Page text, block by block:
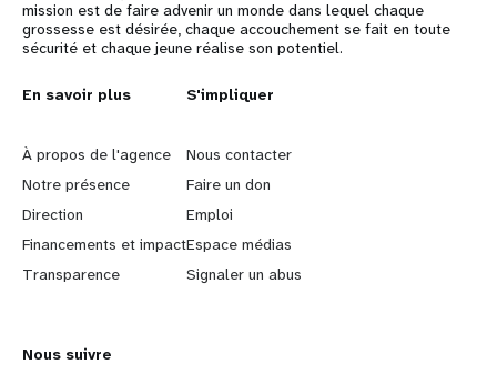
mission est de faire advenir un monde dans lequel chaque
grossesse est désirée, chaque accouchement se fait en toute
sécurité et chaque jeune réalise son potentiel.
L
e
a
r
n
o
En savoir plus
À propos de l'agence
Notre présence
Direction
Financements et impact
Transparence
G
o
b
e
y
S'impliquer
Nous contacter
Faire un don
Emploi
Espace médias
Signaler un abus
Nous suivre